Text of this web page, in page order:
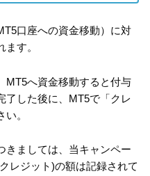
口座への資金移動）に対
す。
MT5へ資金移動すると付与
了した後に、MT5で「クレ
。
きましては、当キャンペー
レジット)の額は記録されて